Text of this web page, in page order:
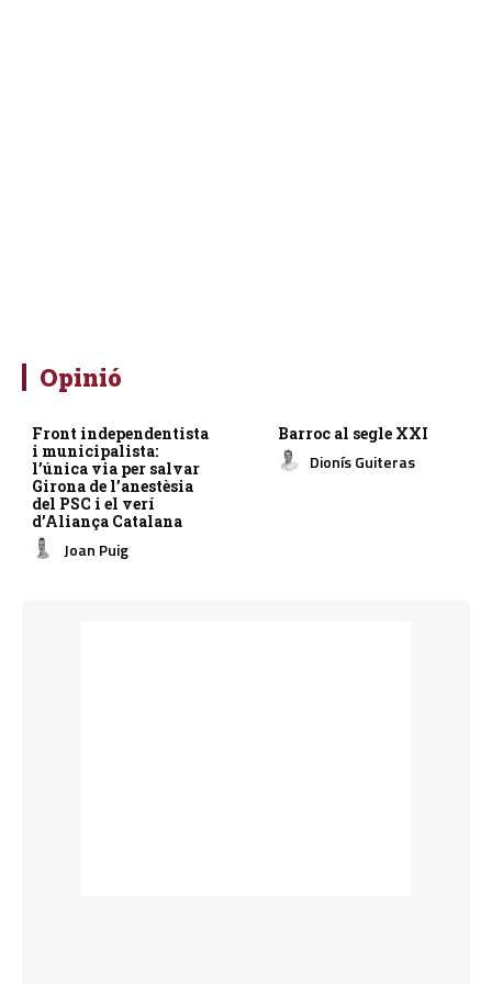
Opinió
Front independentista
i municipalista:
l’única via per salvar
Girona de l’anestèsia
del PSC i el verí
d’Aliança Catalana
Joan Puig
Barroc al segle XXI
Dionís Guiteras